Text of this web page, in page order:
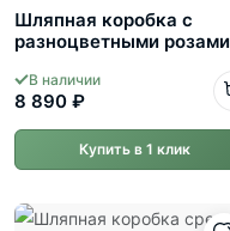
Шляпная коробка с
разноцветными
В наличии
8 890 ₽
Купить в 1 клик